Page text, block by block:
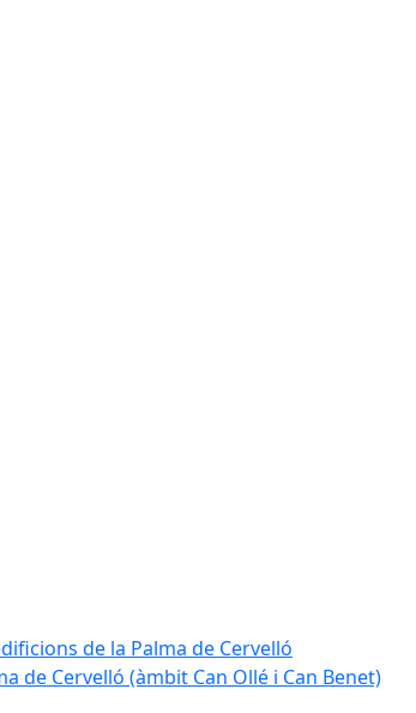
de la Palma de Cervelló
de Cervelló (àmbit Can Ollé i Can Benet)